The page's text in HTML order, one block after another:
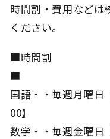
時間割・費用などは
ください。
■時間割
国語・・毎週月曜日
数学・・毎週金曜日